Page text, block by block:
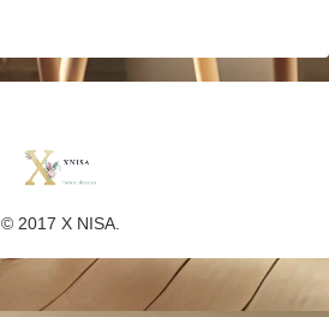
© 2017 X NISA.